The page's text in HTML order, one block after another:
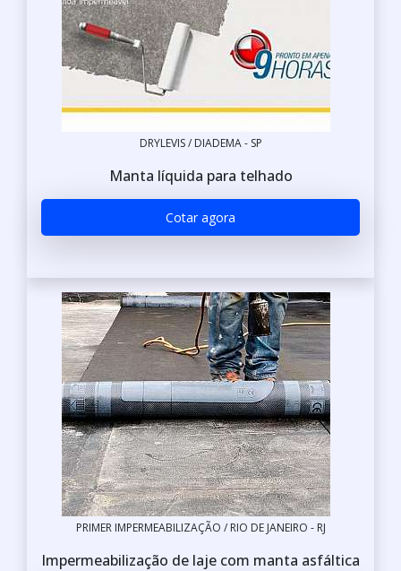
DRYLEVIS / DIADEMA - SP
Manta líquida para telhado
Cotar agora
PRIMER IMPERMEABILIZAÇÃO / RIO DE JANEIRO - RJ
Impermeabilização de laje com manta asfáltica